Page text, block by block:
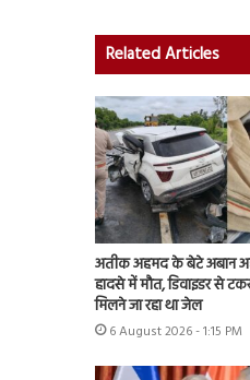
Related Articles
अतीक अहमद के बेटे अबान
हादसे में मौत, डिवाइडर से
मिलने जा रहा था जेल
6 August 2026 - 1:15 PM